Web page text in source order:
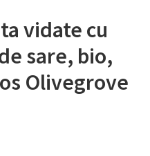
vidate cu
sare, bio,
Olivegrove